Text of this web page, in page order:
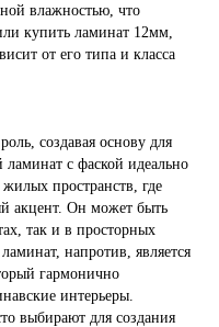
влажностью, что
купить ламинат 12мм,
от его типа и класса
создавая основу для
с фаской идеально
пространств, где
акцент. Он может быть
так и в просторных
напротив, является
гармонично
интерьеры.
выбирают для создания